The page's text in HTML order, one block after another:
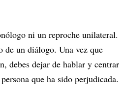
ni un reproche unilateral.
de un diálogo. Una vez que
debes dejar de hablar y centrar
que ha sido perjudicada.